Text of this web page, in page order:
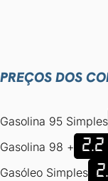
PREÇOS DOS
Gasolina 95 Simples
Gasolina 98 +
Gasóleo Simples